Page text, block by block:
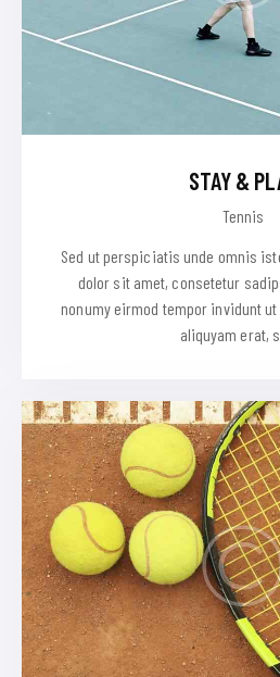
STAY &
Tennis
Sed ut perspiciatis unde omnis
dolor sit amet, consetetur
nonumy eirmod tempor invidunt
aliquyam erat,